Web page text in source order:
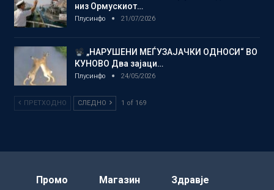
низ Ормускиот…
Плусинфо 21/07/2026
„НАРУШЕНИ МЕЃУЗАЈАЧКИ ОДНОСИ“ ВО
КУНОВО Два зајаци…
Плусинфо 24/05/2026
ПРЕТХОДНО СЛЕДНО 1 of 169
Промо Магазин Здравје